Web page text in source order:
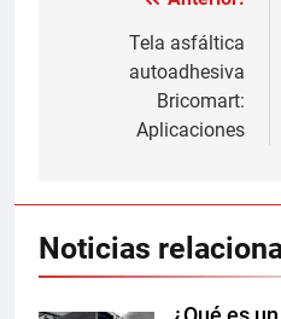
entradas
Tela asfáltica
autoadhesiva
Bricomart:
Aplicaciones
Noticias